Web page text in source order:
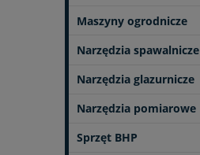
Maszyny ogrodnicze
Narzędzia spawalnicze
Narzędzia glazurnicze
Narzędzia pomiarowe
Sprzęt BHP